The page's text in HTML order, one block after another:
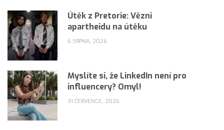
Útěk z Pretorie: Vězni
apartheidu na útěku
6 SRPNA, 2026
Myslíte si, že LinkedIn není pro
influencery? Omyl!
31 ČERVENCE, 2026